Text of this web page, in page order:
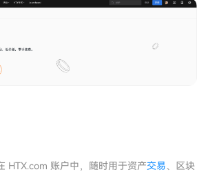
HTX.com 账户中，随时用于资产交易、区块